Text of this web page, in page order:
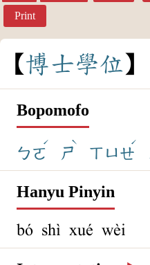
Print
博士學位
Bopomofo
ㄅㄛ
ˊ
ㄕ
ˋ
ㄒㄩㄝ
ˊ
Hanyu Pinyin
bó shì xué wèi